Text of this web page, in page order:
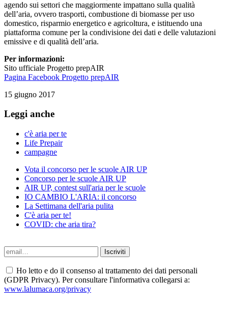
agendo sui settori che maggiormente impattano sulla qualità
dell’aria, ovvero trasporti, combustione di biomasse per uso
domestico, risparmio energetico e agricoltura, e istituendo una
piattaforma comune per la condivisione dei dati e delle valutazioni
emissive e di qualità dell’aria.
Per informazioni:
Sito ufficiale Progetto prepAIR
Pagina Facebook Progetto prepAIR
15 giugno 2017
Leggi anche
c'è aria per te
Life Prepair
campagne
Vota il concorso per le scuole AIR UP
Concorso per le scuole AIR UP
AIR UP, contest sull'aria per le scuole
IO CAMBIO L'ARIA: il concorso
La Settimana dell'aria pulita
C'è aria per te!
COVID: che aria tira?
Ho letto e do il consenso al trattamento dei dati personali
(GDPR Privacy). Per consultare l'informativa collegarsi a:
www.lalumaca.org/privacy